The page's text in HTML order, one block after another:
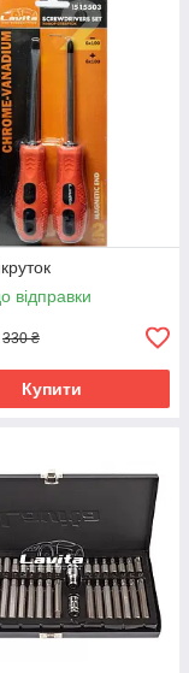
відправки
330 ₴
Купити